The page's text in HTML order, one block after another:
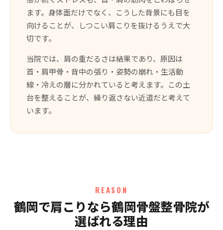
ます。身体面だけでなく、こうした背景にも目を
向けることが、しつこい肩こりを抜けるうえで大
切です。
当院では、肩の重だるさは結果であり、原因は
首・肩甲骨・背中の張り・姿勢の崩れ・生活動
線・冷えの層に分かれていると考えます。この土
台を整えることが、繰り返さない近道だと考えて
います。
REASON
鶴岡で肩こりなら鶴岡骨盤整骨院が
選ばれる理由